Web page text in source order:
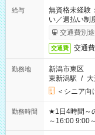
給与
無資格未経
い／週払い制
完了次第のお
交通費別
交通費 交通
勤務地
新潟市東区
東新潟駅 /
＜シニア向
勤務時間
★1日4時間～の時短シフト
～16:00 9:00～
の場合、他の